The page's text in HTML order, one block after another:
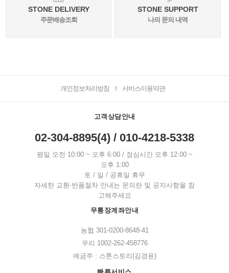
STONE DELIVERY
주문배송조회
STONE SUPPORT
나의 문의 내역
개인정보처리방침 서비스이용약관
고객상담안내
02-304-8895(4) / 010-4218-5338
평일 오전 10:00 ~ 오후 6:00 / 점심시간 오후 12:00 ~
오후 1:00
토 / 일 / 공휴일 휴무
자세한 교환·반품절차 안내는 문의란 및 공지사항을 참
고해주세요
무통장계좌안내
농협 301-0200-8648-41
우리 1002-262-458776
예금주 : 스톤스토리(김경윤)